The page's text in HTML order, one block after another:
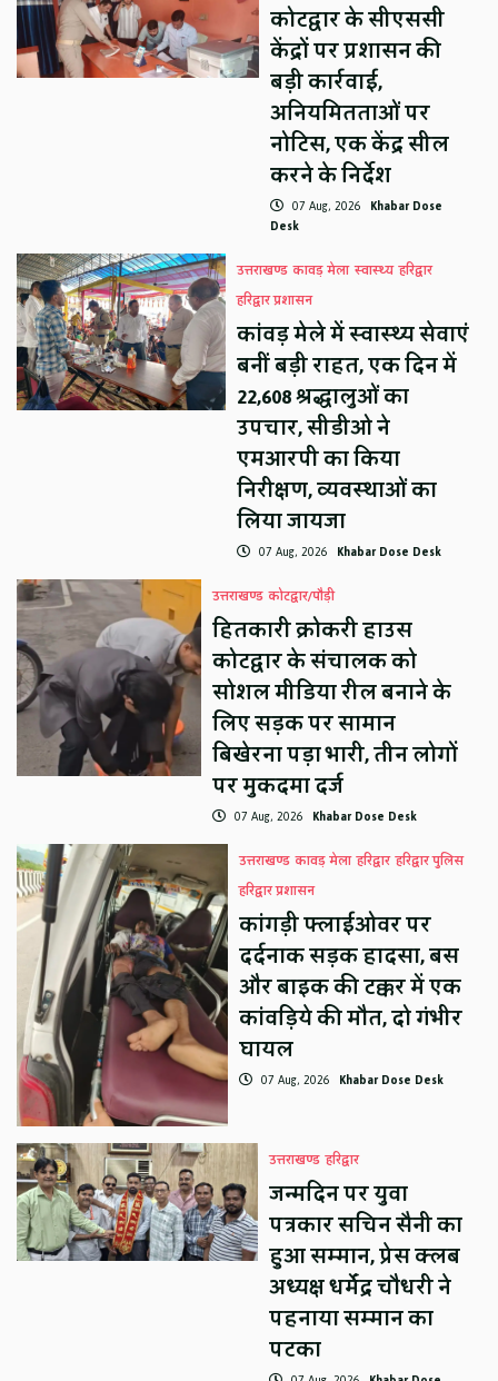
कोटद्वार के सीएससी
केंद्रों पर प्रशासन की
बड़ी कार्रवाई,
अनियमितताओं पर
नोटिस, एक केंद्र सील
करने के निर्देश
07 Aug, 2026 Khabar Dose
Desk
उत्तराखण्ड कावड़ मेला स्वास्थ्य हरिद्वार
हरिद्वार प्रशासन
कांवड़ मेले में स्वास्थ्य सेवाएं
बनीं बड़ी राहत, एक दिन में
22,608 श्रद्धालुओं का
उपचार, सीडीओ ने
एमआरपी का किया
निरीक्षण, व्यवस्थाओं का
लिया जायजा
07 Aug, 2026 Khabar Dose Desk
उत्तराखण्ड कोटद्वार/पौड़ी
हितकारी क्रोकरी हाउस
कोटद्वार के संचालक को
सोशल मीडिया रील बनाने के
लिए सड़क पर सामान
बिखेरना पड़ा भारी, तीन लोगों
पर मुकदमा दर्ज
07 Aug, 2026 Khabar Dose Desk
उत्तराखण्ड कावड़ मेला हरिद्वार हरिद्वार पुलिस
हरिद्वार प्रशासन
कांगड़ी फ्लाईओवर पर
दर्दनाक सड़क हादसा, बस
और बाइक की टक्कर में एक
कांवड़िये की मौत, दो गंभीर
घायल
07 Aug, 2026 Khabar Dose Desk
उत्तराखण्ड हरिद्वार
जन्मदिन पर युवा
पत्रकार सचिन सैनी का
हुआ सम्मान, प्रेस क्लब
अध्यक्ष धर्मेंद्र चौधरी ने
पहनाया सम्मान का
पटका